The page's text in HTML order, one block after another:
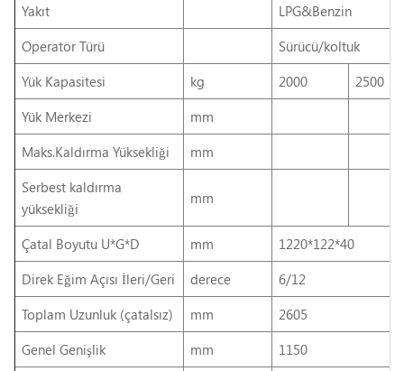
Yakıt
LPG&Benzin
Operatör Türü
Sürücü/koltuk
Yük Kapasitesi
kg 2000
2500
Yük Merkezi
mm
Maks.Kaldırma Yüksekliği
mm
Serbest kaldırma
yüksekliği
mm
Çatal Boyutu U*G*D mm
1220*122*40
Direk Eğim Açısı İleri/Geri
derece
6/12
Toplam Uzunluk (çatalsız)
mm
2605
Genel Genişlik
mm
1150